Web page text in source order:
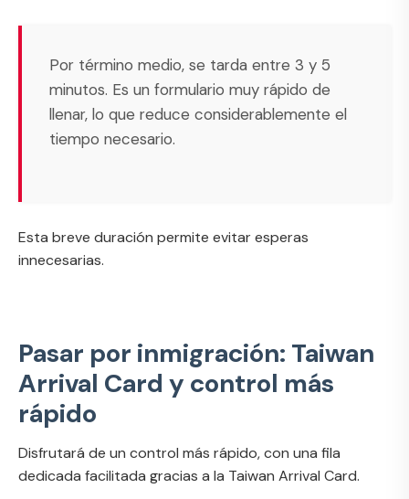
Por término medio, se tarda entre 3 y 5
minutos. Es un formulario muy rápido de
llenar, lo que reduce considerablemente el
tiempo necesario.
Esta breve duración permite evitar esperas
innecesarias.
Pasar por inmigración: Taiwan
Arrival Card y control más
rápido
Disfrutará de un control más rápido, con una fila
dedicada facilitada gracias a la Taiwan Arrival Card.